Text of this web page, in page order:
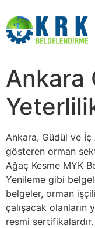
Ankara
Ankara, Güdül ve İç
gösteren orman
Ağaç Kesme MYK
Yenileme gibi
belgeler, orman
çalışacak
resmi